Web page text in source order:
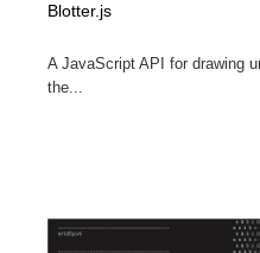
Blotter.js
A JavaScript API for drawing
the...